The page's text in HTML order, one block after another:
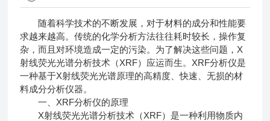
随着科学技术的不断发展，对于材料的成分和性能要
求越来越高。传统的化学分析方法往往耗时较长，操作复
杂，而且对环境造成一定的污染。为了解决这些问题，X
射线荧光光谱分析技术（XRF）应运而生。 XRF分析仪是
一种基于X射线荧光光谱原理的高精度、快速、无损的材
料成分分析仪器。
一、XRF分析仪的原理
X射线荧光光谱分析技术（XRF）是一种利用物质内